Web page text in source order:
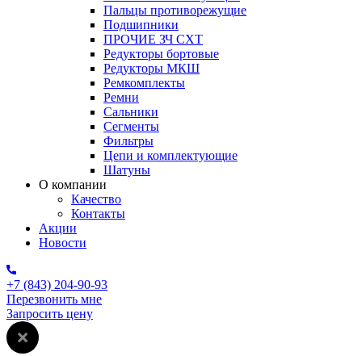
Пальцы противорежущие
Подшипники
ПРОЧИЕ ЗЧ СХТ
Редукторы бортовые
Редукторы МКШ
Ремкомплекты
Ремни
Сальники
Сегменты
Фильтры
Цепи и комплектующие
Шатуны
О компании
Качество
Контакты
Акции
Новости
+7 (843) 204-90-93
Перезвонить мне
Запросить цену